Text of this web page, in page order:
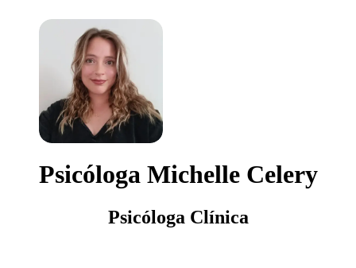
Psicóloga Michelle Celery
Psicóloga Clínica